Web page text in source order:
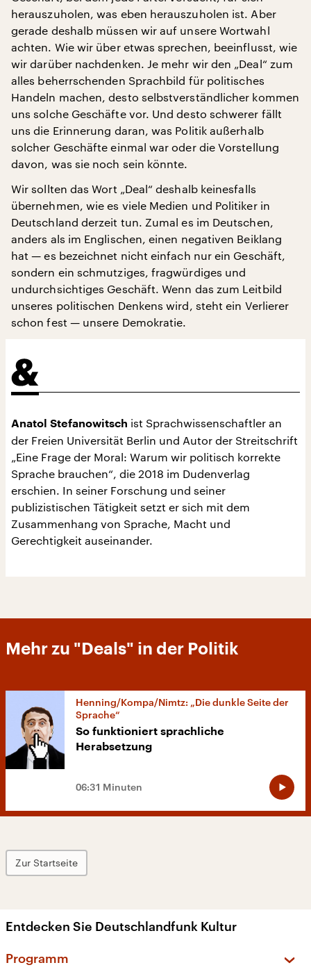
herauszuholen, was eben herauszuholen ist. Aber
gerade deshalb müssen wir auf unsere Wortwahl
achten. Wie wir über etwas sprechen, beeinflusst, wie
wir darüber nachdenken. Je mehr wir den „Deal“ zum
alles beherrschenden Sprachbild für politisches
Handeln machen, desto selbstverständlicher kommen
uns solche Geschäfte vor. Und desto schwerer fällt
uns die Erinnerung daran, was Politik außerhalb
solcher Geschäfte einmal war oder die Vorstellung
davon, was sie noch sein könnte.
Wir sollten das Wort „Deal“ deshalb keinesfalls
übernehmen, wie es viele Medien und Politiker in
Deutschland derzeit tun. Zumal es im Deutschen,
anders als im Englischen, einen negativen Beiklang
hat — es bezeichnet nicht einfach nur ein Geschäft,
sondern ein schmutziges, fragwürdiges und
undurchsichtiges Geschäft. Wenn das zum Leitbild
unseres politischen Denkens wird, steht ein Verlierer
schon fest — unsere Demokratie.
Anatol Stefanowitsch ist Sprachwissenschaftler an
der Freien Universität Berlin und Autor der Streitschrift
„Eine Frage der Moral: Warum wir politisch korrekte
Sprache brauchen“, die 2018 im Dudenverlag
erschien. In seiner Forschung und seiner
publizistischen Tätigkeit setzt er sich mit dem
Zusammenhang von Sprache, Macht und
Gerechtigkeit auseinander.
Mehr zu "Deals" in der Politik
Henning/Kompa/Nimtz: „Die dunkle Seite der
Sprache“
So funktioniert sprachliche
Herabsetzung
06:31 Minuten
Zur Startseite
Entdecken Sie Deutschlandfunk Kultur
Programm